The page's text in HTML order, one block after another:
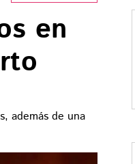
en
además de una